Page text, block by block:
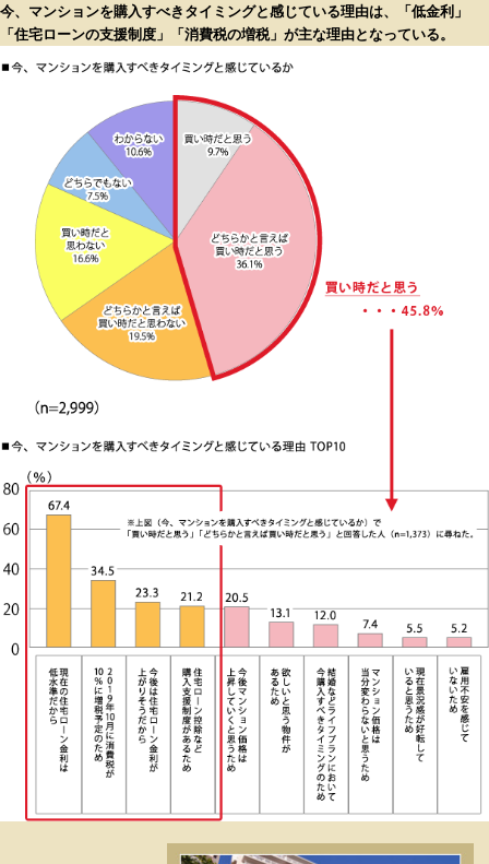
今、マンションを購入すべきタイミングと感じている理由は、「低金利」
「住宅ローンの支援制度」「消費税の増税」が主な理由となっている。